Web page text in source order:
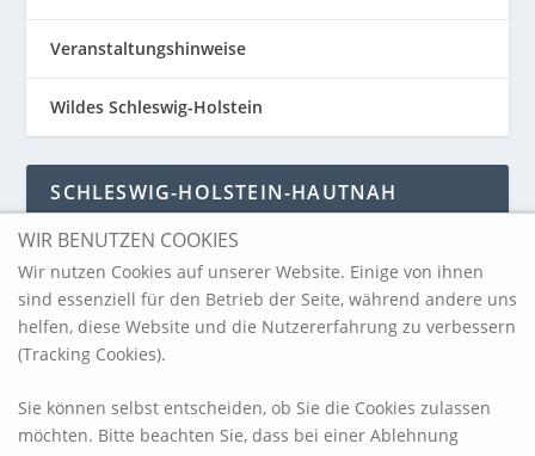
Veranstaltungshinweise
Wildes Schleswig-Holstein
SCHLESWIG-HOLSTEIN-HAUTNAH
Schleswig-Holstein-Hautnah
ARCHIV
WIR BENUTZEN COOKIES
Wir nutzen Cookies auf unserer Website. Einige von ihnen
sind essenziell für den Betrieb der Seite, während andere uns
helfen, diese Website und die Nutzererfahrung zu verbessern
(Tracking Cookies).
Sie können selbst entscheiden, ob Sie die Cookies zulassen
möchten. Bitte beachten Sie, dass bei einer Ablehnung